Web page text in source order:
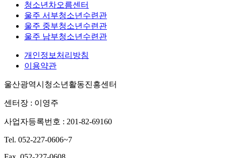
청소년차오름센터
울주 서부청소년수련관
울주 중부청소년수련관
울주 남부청소년수련관
개인정보처리방침
이용약관
울산광역시청소년활동진흥센터
센터장 : 이영주
사업자등록번호 : 201-82-69160
Tel. 052-227-0606~7